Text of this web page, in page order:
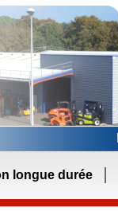
longue durée